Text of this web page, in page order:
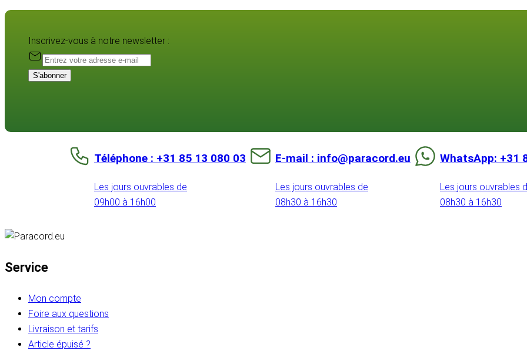
Inscrivez-vous à notre newsletter :
S'abonner
Téléphone : +31 85 13 080 03
Les jours ouvrables de
09h00 à 16h00
E-mail : info@paracord.eu
Les jours ouvrables de
08h30 à 16h30
WhatsApp: +31
Les jours ouvrables
08h30 à 16h30
Service
Mon compte
Foire aux questions
Livraison et tarifs
Article épuisé ?